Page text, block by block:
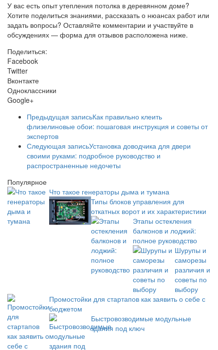
У вас есть опыт утепления потолка в деревянном доме?
Хотите поделиться знаниями, рассказать о нюансах работ или
задать вопросы? Оставляйте комментарии и участвуйте в
обсуждениях — форма для отзывов расположена ниже.
Поделиться:
Facebook
Twitter
Вконтакте
Одноклассники
Google+
Предыдущая записьКак правильно клеить
флизелиновые обои: пошаговая инструкция и советы от
экспертов
Следующая записьУстановка доводчика для двери
своими руками: подробное руководство и
распространенные недочеты
Популярное
Что такое генераторы дыма и тумана
Типы блоков управления для
откатных ворот и их характеристики
Этапы остекления
балконов и лоджий:
полное руководство
Шурупы и
саморезы
различия и
советы по
выбору
Промостойки для стартапов как заявить о себе с
бюджетом
Быстровозводимые модульные
здания под ключ